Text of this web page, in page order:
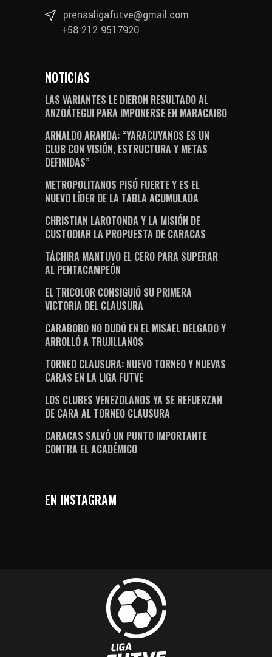
prensaligafutve@gmail.com
+58 212 9517920
NOTICIAS
LAS VARIANTES LE DIERON RESULTADO AL
ANZOÁTEGUI PARA IMPONERSE EN MARACAIBO
ARNALDO ARANDA: “YARACUYANOS ES UN
CLUB CON VISIÓN, ESTRUCTURA Y METAS
DEFINIDAS”
METROPOLITANOS PISÓ FUERTE Y ES EL
NUEVO LÍDER DE LA TABLA ACUMULADA
CHRISTIAN LAROTONDA Y LA MISIÓN DE
CUSTODIAR LA PROPUESTA DE CARACAS
TÁCHIRA MANTUVO EL CERO PARA SUPERAR
AL PENTACAMPEÓN
EL TRICOLOR CONSIGUIÓ SU PRIMERA
VICTORIA DEL CLAUSURA
CARABOBO NO DUDÓ EN EL MISAEL DELGADO Y
ARROLLÓ A TRUJILLANOS
TORNEO CLAUSURA: NUEVO TORNEO Y NUEVAS
CARAS EN LA LIGA FUTVE
LOS CLUBES VENEZOLANOS YA SE REFUERZAN
DE CARA AL TORNEO CLAUSURA
CARACAS SALVÓ UN PUNTO IMPORTANTE
CONTRA EL ACADÉMICO
EN INSTAGRAM